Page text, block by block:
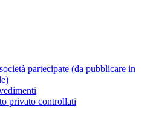
partecipate (da pubblicare in
privato controllati